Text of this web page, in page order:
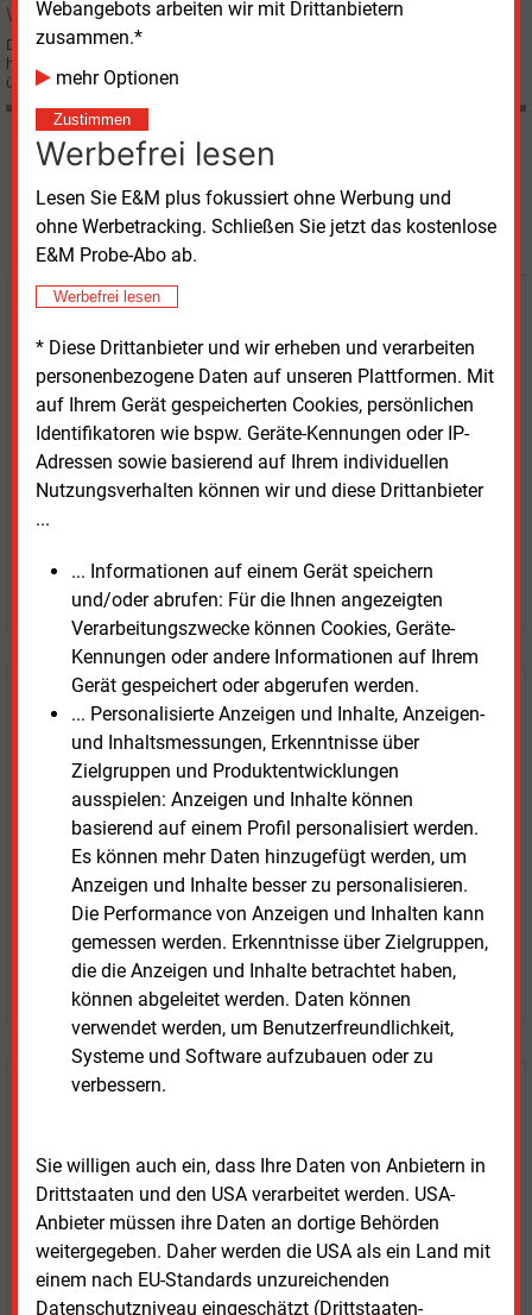
Webangebots arbeiten wir mit Drittanbietern
zusammen.*
mehr Optionen
Zustimmen
Werbefrei lesen
Lesen Sie E&M plus fokussiert ohne Werbung und
ohne Werbetracking. Schließen Sie jetzt das kostenlose
E&M Probe-Abo ab.
Werbefrei lesen
* Diese Drittanbieter und wir erheben und verarbeiten
personenbezogene Daten auf unseren Plattformen. Mit
auf Ihrem Gerät gespeicherten Cookies, persönlichen
Identifikatoren wie bspw. Geräte-Kennungen oder IP-
Adressen sowie basierend auf Ihrem individuellen
Nutzungsverhalten können wir und diese Drittanbieter
...
... Informationen auf einem Gerät speichern
und/oder abrufen: Für die Ihnen angezeigten
Verarbeitungszwecke können Cookies, Geräte-
Kennungen oder andere Informationen auf Ihrem
Gerät gespeichert oder abgerufen werden.
... Personalisierte Anzeigen und Inhalte, Anzeigen-
und Inhaltsmessungen, Erkenntnisse über
Zielgruppen und Produktentwicklungen
ausspielen: Anzeigen und Inhalte können
basierend auf einem Profil personalisiert werden.
Es können mehr Daten hinzugefügt werden, um
Anzeigen und Inhalte besser zu personalisieren.
Die Performance von Anzeigen und Inhalten kann
gemessen werden. Erkenntnisse über Zielgruppen,
die die Anzeigen und Inhalte betrachtet haben,
können abgeleitet werden. Daten können
verwendet werden, um Benutzerfreundlichkeit,
Systeme und Software aufzubauen oder zu
verbessern.
Sie willigen auch ein, dass Ihre Daten von Anbietern in
Drittstaaten und den USA verarbeitet werden. USA-
Anbieter müssen ihre Daten an dortige Behörden
weitergegeben. Daher werden die USA als ein Land mit
einem nach EU-Standards unzureichenden
Datenschutzniveau eingeschätzt (Drittstaaten-
Die deutsche Tochter des niederländischen Energieversorgers Essent N.V.
hat einen der größten deutschen Windkraftbetreiber, die Winkra,
übernommen.
Möchten Sie diese und
weitere Nachrichten lesen?
Kaufen Sie den Artikel
erhalten Sie sofort diesen redaktionellen Beitrag für
nur €2.98
JETZT ARTIKEL KAUFEN
Testen SieE&M
kostenlos und
unverbindlich
Zwei Wochen kostenfreier Zugang
Zugang auf stündlich aktualisierte Nachrichten mit
Prognose- und Marktdaten
+ einmal täglich E&M daily
+ zwei Ausgaben der Zeitung E&M
ohne automatische Verlängerung
JETZT KOSTENLOS TESTEN
Login für Kunden